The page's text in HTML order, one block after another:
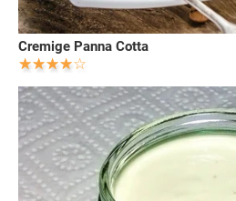
Cremige Panna Cotta